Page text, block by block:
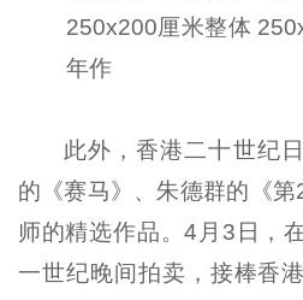
250x200厘米整体
年作
此外，香港二十世纪
的《赛马》、朱德群的《
师的精选作品。4月3日，
一世纪晚间拍卖，接棒香